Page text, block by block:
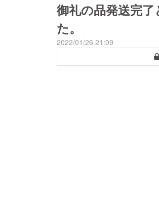
御礼の品発送完
た。
2022/01/26 21:09